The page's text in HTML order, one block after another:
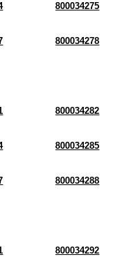
800034275
800034278
800034282
800034285
800034288
800034292